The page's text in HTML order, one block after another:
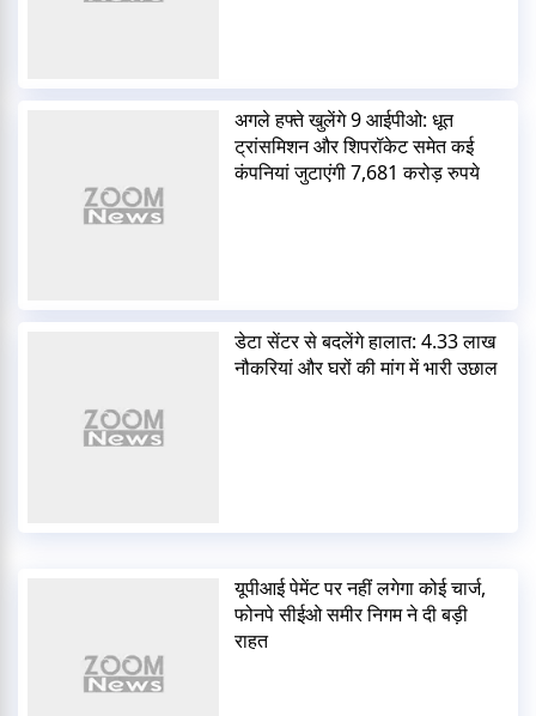
अगले हफ्ते खुलेंगे 9 आईपीओ: धूत
ट्रांसमिशन और शिपरॉकेट समेत कई
कंपनियां जुटाएंगी 7,681 करोड़ रुपये
डेटा सेंटर से बदलेंगे हालात: 4.33 लाख
नौकरियां और घरों की मांग में भारी उछाल
यूपीआई पेमेंट पर नहीं लगेगा कोई चार्ज,
फोनपे सीईओ समीर निगम ने दी बड़ी
राहत